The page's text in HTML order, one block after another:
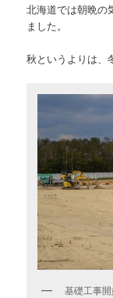
北海道では朝晩の
ました。
秋というよりは、
基礎工事